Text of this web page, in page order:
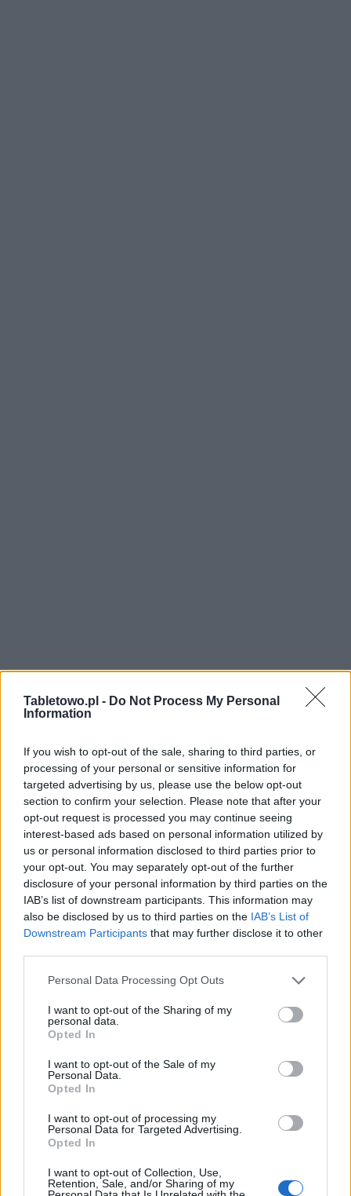
Tabletowo.pl - Do Not Process My Personal
Information
If you wish to opt-out of the sale, sharing to third parties, or
processing of your personal or sensitive information for
targeted advertising by us, please use the below opt-out
section to confirm your selection. Please note that after your
opt-out request is processed you may continue seeing
interest-based ads based on personal information utilized by
us or personal information disclosed to third parties prior to
your opt-out. You may separately opt-out of the further
disclosure of your personal information by third parties on the
IAB’s list of downstream participants. This information may
also be disclosed by us to third parties on the IAB’s List of
Downstream Participants that may further disclose it to other
Please note that this website/app uses one or more Google
not limited to your visit or usage behaviour. You may click to
grant or deny consent to Google and its third-party tags to
use your data for below specified purposes in below Google
consent section.
Personal Data Processing Opt Outs
I want to opt-out of the Sharing of my
personal data.
Opted In
I want to opt-out of the Sale of my
Personal Data.
Opted In
I want to opt-out of processing my
Personal Data for Targeted Advertising.
Opted In
I want to opt-out of Collection, Use,
Retention, Sale, and/or Sharing of my